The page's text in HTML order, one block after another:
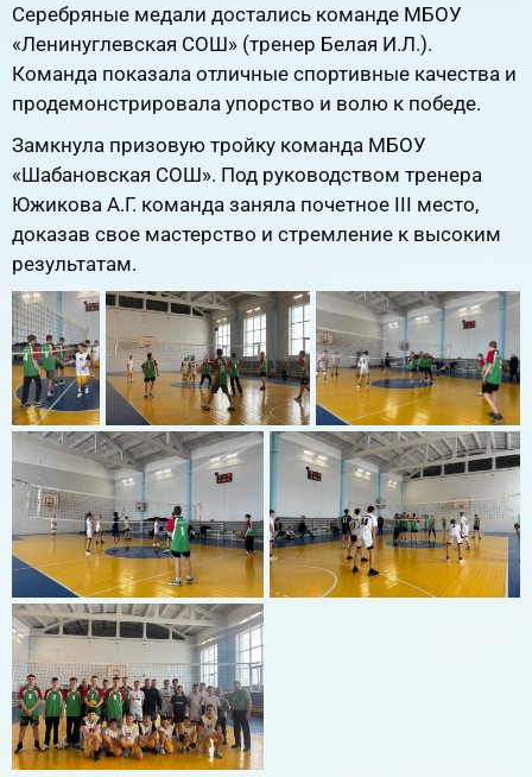
Серебряные медали достались команде МБОУ
«Ленинуглевская СОШ» (тренер Белая И.Л.).
Команда показала отличные спортивные качества и
продемонстрировала упорство и волю к победе.
Замкнула призовую тройку команда МБОУ
«Шабановская СОШ». Под руководством тренера
Южикова А.Г. команда заняла почетное III место,
доказав свое мастерство и стремление к высоким
результатам.